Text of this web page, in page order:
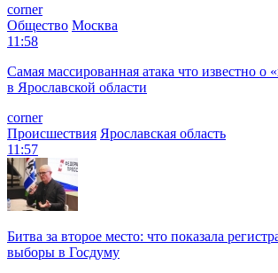
corner
Общество Москва
11:58
Самая массированная атака что известно
в Ярославской области
corner
Происшествия Ярославская область
11:57
Битва за второе место: что показала
выборы в Госдуму